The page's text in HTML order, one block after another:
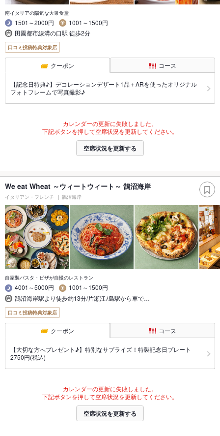
南イタリアの陽気な大衆食堂
1501～2000円
1001～1500円
田園都市線溝の口駅 徒歩2分
口コミ投稿特典対象店
クーポン コース
【記念日特典♪】デコレーションデザート1品＋ARを使ったオリジナル
フォトフレームで写真撮影♪
カレンダーの更新に失敗しました。
下記ボタンを押して空席状況を更新してください。
空席状況を更新する
We eat Wheat ～ウィートウィート～ 鵠沼海岸
イタリアン・フレンチ 鵠沼海岸
自家製パスタ・ピザが自慢のレストラン
4001～5000円
1001～1500円
鵠沼海岸駅より徒歩約13分/片瀬江ﾉ島駅から車で…
口コミ投稿特典対象店
クーポン コース
【大切な方へプレゼント♪】特別なサプライズ！特製記念日プレート
2750円(税込)
カレンダーの更新に失敗しました。
下記ボタンを押して空席状況を更新してください。
空席状況を更新する